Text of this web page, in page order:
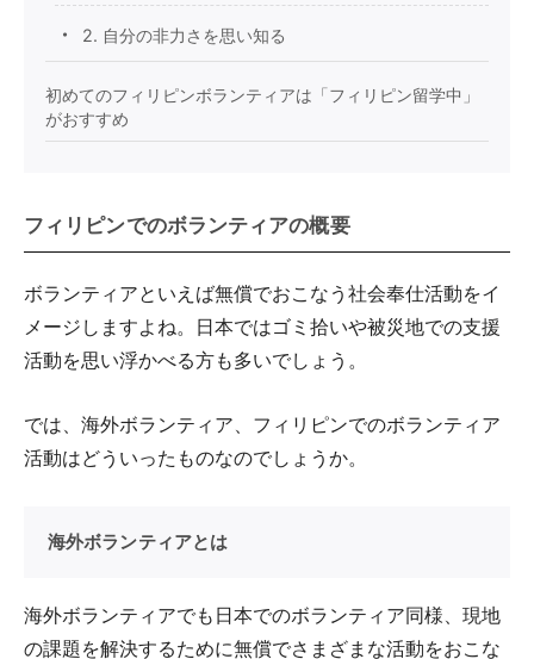
2. 自分の非力さを思い知る
初めてのフィリピンボランティアは「フィリピン留学中」
がおすすめ
フィリピンでのボランティアの概要
ボランティアといえば無償でおこなう社会奉仕活動をイ
メージしますよね。日本ではゴミ拾いや被災地での支援
活動を思い浮かべる方も多いでしょう。
では、海外ボランティア、フィリピンでのボランティア
活動はどういったものなのでしょうか。
海外ボランティアとは
海外ボランティアでも日本でのボランティア同様、現地
の課題を解決するために無償でさまざまな活動をおこな